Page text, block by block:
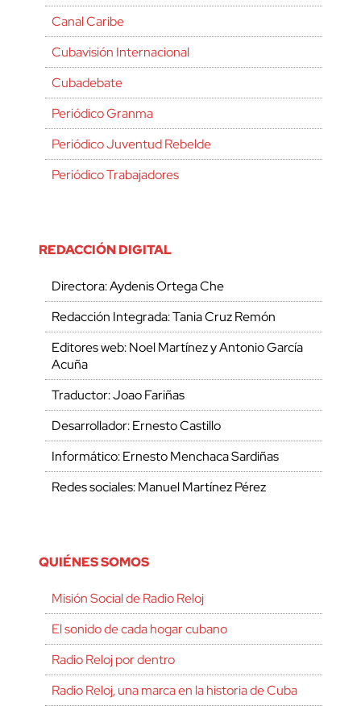
Canal Caribe
Cubavisión Internacional
Cubadebate
Periódico Granma
Periódico Juventud Rebelde
Periódico Trabajadores
REDACCIÓN DIGITAL
Directora: Aydenis Ortega Che
Redacción Integrada: Tania Cruz Remón
Editores web: Noel Martínez y Antonio García
Acuña
Traductor: Joao Fariñas
Desarrollador: Ernesto Castillo
Informático: Ernesto Menchaca Sardiñas
Redes sociales: Manuel Martínez Pérez
QUIÉNES SOMOS
Misión Social de Radio Reloj
El sonido de cada hogar cubano
Radio Reloj por dentro
Radio Reloj, una marca en la historia de Cuba